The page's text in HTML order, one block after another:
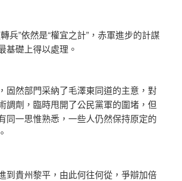
”依然是“權宜之計”，赤軍進步的計謀
基礎上得以處理。
然部門采納了毛澤東同道的主意，對
調劑，臨時甩開了公民黨軍的圍堵，但
同一思惟熟悉，一些人仍然保持原定的
貴州黎平，由此何往何從，爭辯加倍